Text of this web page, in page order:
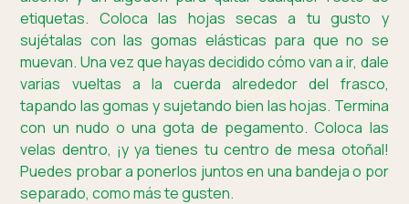
etiquetas. Coloca las hojas secas a tu gusto y
sujétalas con las gomas elásticas para que no se
muevan. Una vez que hayas decidido cómo van a ir, dale
varias vueltas a la cuerda alrededor del frasco,
tapando las gomas y sujetando bien las hojas. Termina
con un nudo o una gota de pegamento. Coloca las
velas dentro, ¡y ya tienes tu centro de mesa otoñal!
Puedes probar a ponerlos juntos en una bandeja o por
separado, como más te gusten.